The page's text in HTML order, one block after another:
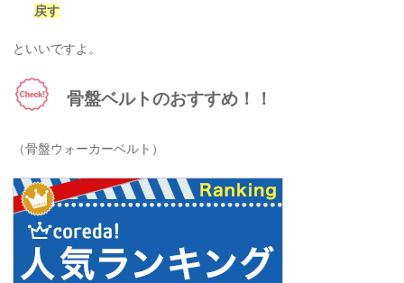
戻す
といいですよ。
骨盤ベルトのおすすめ！！
（骨盤ウォーカーベルト）